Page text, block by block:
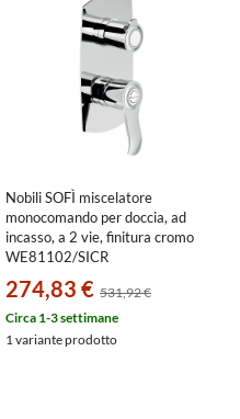
Nobili SOFÌ miscelatore
monocomando per doccia, ad
incasso, a 2 vie, finitura cromo
WE81102/SICR
274,83 € 531,92 €
Circa 1-3 settimane
1 variante prodotto